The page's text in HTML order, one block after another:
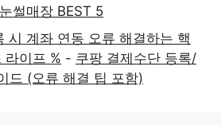
썰매장 BEST 5
시 계좌 연동 오류 해결하는 핵
라이프 % - 쿠팡 결제수단 등록/
드 (오류 해결 팁 포함)